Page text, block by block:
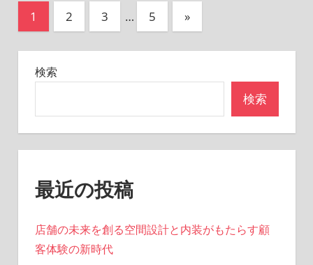
投
稿
の
ー
ジ
り
1 2 3 … 5
次
の
記
»
検索
検索
最近の投稿
店舗の未来を創る空間設計と内装がもたらす顧
客体験の新時代